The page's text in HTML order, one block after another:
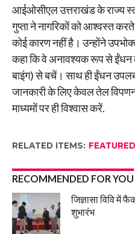
आईओसीएल उत्तराखंड के राज्य
गुप्ता ने नागरिकों को आश्वस्त
कोई कारण नहीं है। उन्होंने
कहा कि वे अनावश्यक रूप से
बाइंग) से बचें। साथ ही ईंधन
जानकारी के लिए केवल तेल
माध्यमों पर ही विश्वास करें.
RELATED ITEMS: FEATURED
RECOMMENDED FOR YOU
जिज्ञासा विवि में
शुभारंभ